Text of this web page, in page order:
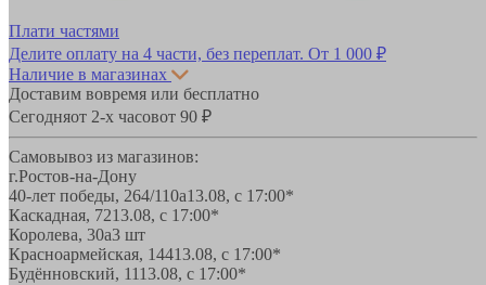
Плати частями
Делите оплату на 4 части, без переплат. От 1 000 ₽
Наличие в магазинах
Доставим вовремя или бесплатно
Сегодняот 2-х часовот 90 ₽
Самовывоз из магазинов:
г.Ростов-на-Дону
40-лет победы, 264/110а13.08, с 17:00*
Каскадная, 7213.08, с 17:00*
Королева, 30а3 шт
Красноармейская, 14413.08, с 17:00*
Будённовский, 1113.08, с 17:00*